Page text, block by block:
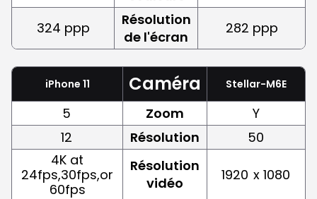
324 ppp
Résolution
de l'écran
282 ppp
iPhone 11 Caméra Stellar-M6E
5 Zoom
Y
12
Résolution
50
4K at
24fps,30fps,or
60fps
Résolution
vidéo
1920 x 1080